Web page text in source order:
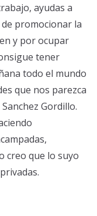
ayudas a
promocionar la
y por ocupar
tener
todo el mundo
que nos parezca
Gordillo.
creo que lo suyo